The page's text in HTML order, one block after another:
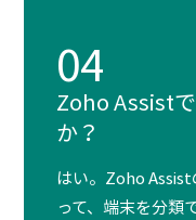
04
Zoho Assist
か？
はい。Zoho
って、端末を分類